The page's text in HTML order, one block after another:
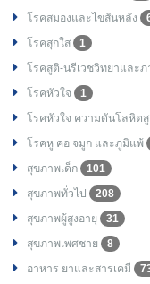
โรคสมองและไขสันหลัง
โรคสุกใส
1
โรคสูติ-นรีเวชวิทยาและ
โรคหัวใจ
1
โรคหัวใจ ความดันโลหิต
โรคหู คอ จมูก และภูมิแพ้
สุขภาพเด็ก
101
สุขภาพทั่วไป
208
สุขภาพผู้สูงอายุ
31
สุขภาพเพศชาย
8
อาหาร ยาและสารเคมี